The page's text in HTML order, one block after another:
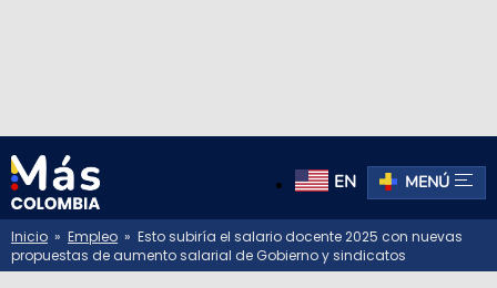
EN MENÚ
Inicio » Empleo » Esto subiría el salario docente 2025 con nuevas
propuestas de aumento salarial de Gobierno y sindicatos